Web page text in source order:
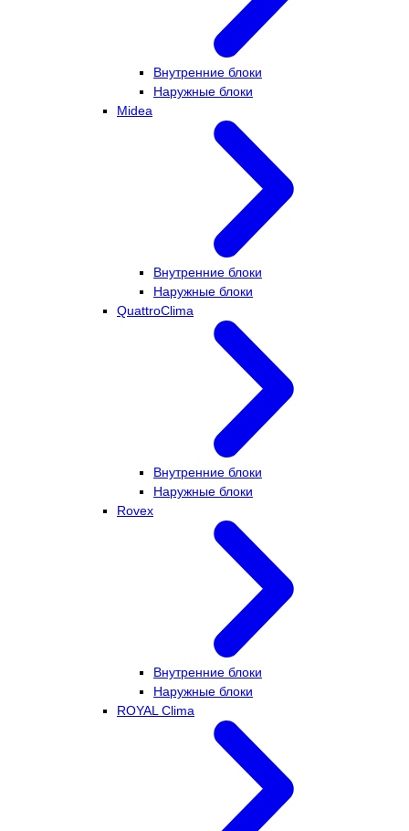
Внутренние блоки
Наружные блоки
Midea
Внутренние блоки
Наружные блоки
QuattroClima
Внутренние блоки
Наружные блоки
Rovex
Внутренние блоки
Наружные блоки
ROYAL Clima